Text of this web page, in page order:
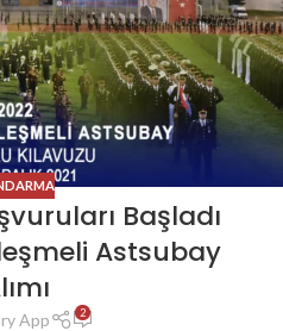
Başladı
Astsubay
App 2